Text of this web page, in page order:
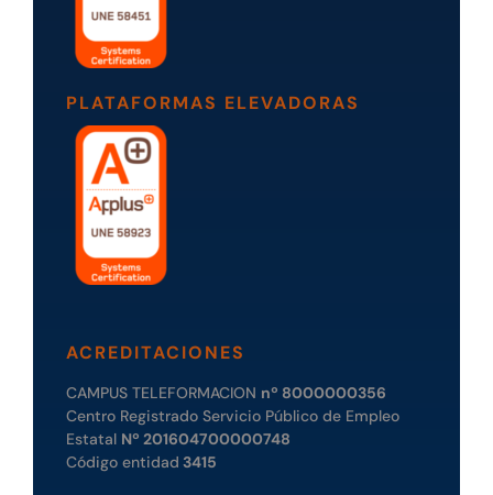
PLATAFORMAS ELEVADORAS
ACREDITACIONES
CAMPUS TELEFORMACION nº 8000000356
Centro Registrado Servicio Público de Empleo
Estatal Nº 201604700000748
Código entidad 3415